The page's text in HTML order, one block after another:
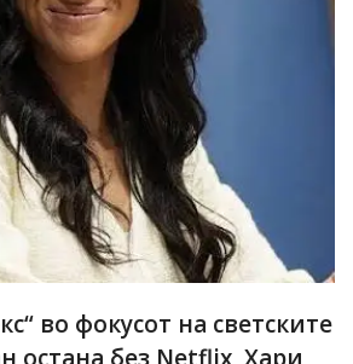
во фокусот на светските
остана без Netflix, Хари